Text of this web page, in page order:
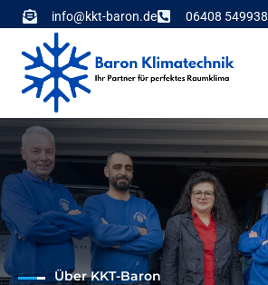
info@kkt-baron.de 06408 549938
Über KKT-Baron